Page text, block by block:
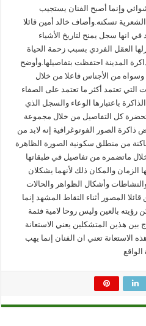
وإنما أصبح الفنان يستجيب
تسكنه.وأضاف خالد أمين قائلا
في انها سجل يمنح لتاريخ الأشياء
العقل الفردي بسبب زحمة الحياة
المدينة احتفظت بتفاصيلها.وأوضح
وسواه من الأجناس فاعلا من خلال
التي تعتمد أكثر ما تعتمد على الصفاء
باعتبارها الوعاء والسجل الذي
كل التفاصيل من خلال مجموعة
الصور الفوتوغرافية إنه لابد من
من منطلق سكونية الصورة الظاهرة
ماتضمره من تفاصيل في طبقاتها
والمكان ذلك لأنهما يشكلان
وأشكال الظواهر والحالات
المصور أثناء التقاط المشهد إنما
بالعين وليس روحا لامية فئمة
بين هذين المتشكلين يعني الاستعانة
الاستعانة تعني ان الفنان إنما يهب